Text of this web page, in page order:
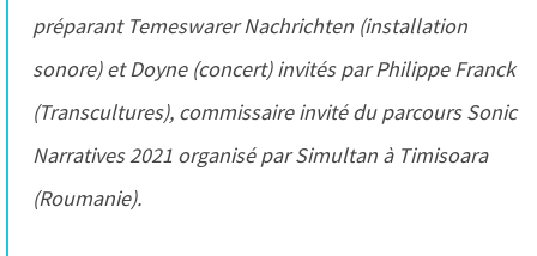
préparant Temeswarer Nachrichten (installation
sonore) et Doyne (concert) invités par Philippe Franck
(Transcultures), commissaire invité du parcours Sonic
Narratives 2021 organisé par Simultan à Timisoara
(Roumanie).